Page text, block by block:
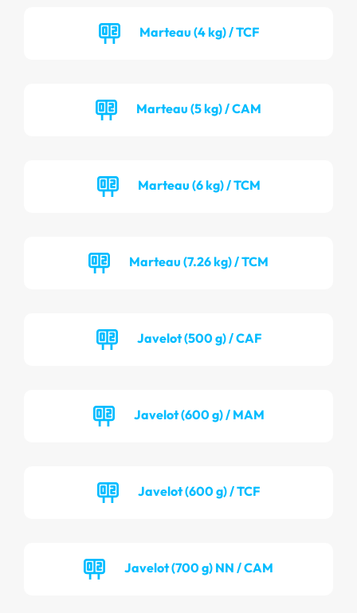
Marteau (4 kg) / TCF
Marteau (5 kg) / CAM
Marteau (6 kg) / TCM
Marteau (7.26 kg) / TCM
Javelot (500 g) / CAF
Javelot (600 g) / MAM
Javelot (600 g) / TCF
Javelot (700 g) NN / CAM